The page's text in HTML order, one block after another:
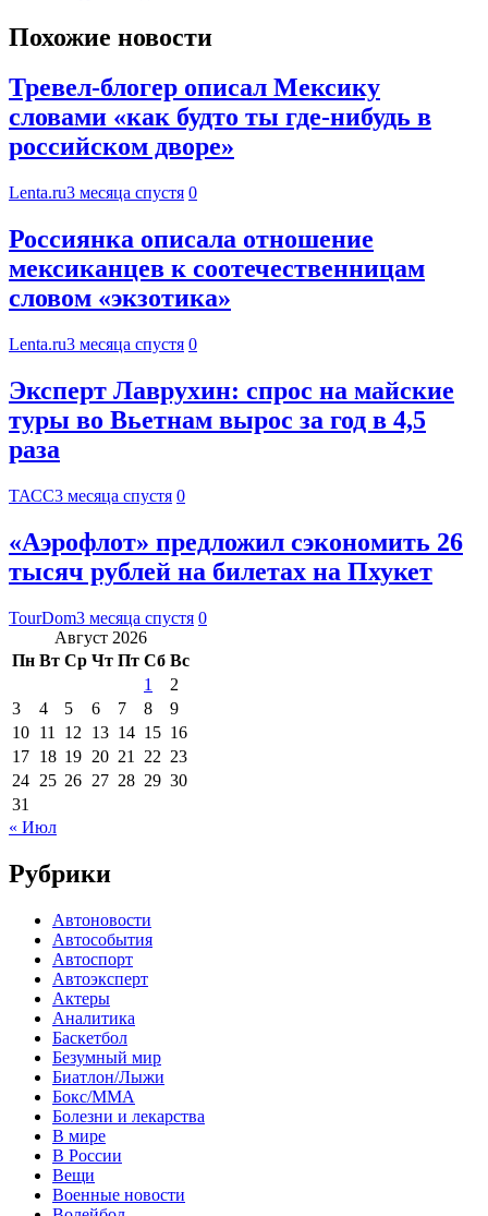
Похожие новости
Тревел-блогер описал Мексику
словами «как будто ты где-нибудь в
российском дворе»
Lenta.ru3 месяца спустя 0
Россиянка описала отношение
мексиканцев к соотечественницам
словом «экзотика»
Lenta.ru3 месяца спустя 0
Эксперт Лаврухин: спрос на майские
туры во Вьетнам вырос за год в 4,5
раза
ТАСС3 месяца спустя 0
«Аэрофлот» предложил сэкономить 26
тысяч рублей на билетах на Пхукет
TourDom3 месяца спустя 0
Август 2026
Пн Вт Ср Чт Пт Сб Вс
1
2
3
4 5 6 7 8
9
10 11 12 13 14 15 16
17 18 19 20 21 22 23
24 25 26 27 28 29 30
31
« Июл
Рубрики
Автоновости
Автособытия
Автоспорт
Автоэксперт
Актеры
Аналитика
Баскетбол
Безумный мир
Биатлон/Лыжи
Бокс/MMA
Болезни и лекарства
В мире
В России
Вещи
Военные новости